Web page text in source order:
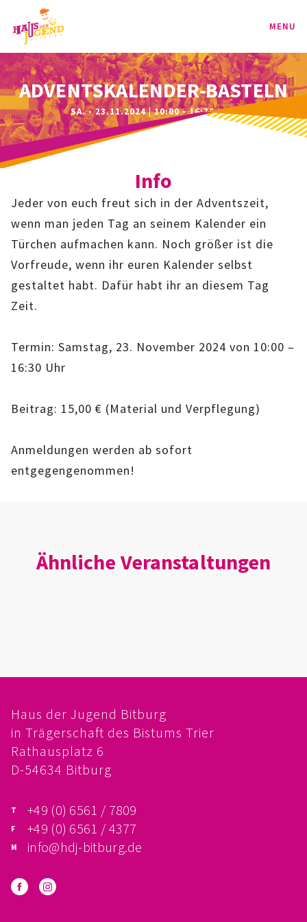
MENU
PROGRAMM
KINDER
JUGEND
BAG
BAG-CLASSIC
ROLLENSPIEL-AG
EHRENAMTLICHENARBEIT
EINRICHTUNG
GALERIE
PRÄVENTION
INSTITUTIONELLES SCHUTZKONZEPT
VERHALTENSKODEX FÜR HAUPTAMTLICHE
ADVENTSKALENDER-BASTELN
SA. - 23.11.2024 | 10:00 - 16:30 UHR
Info
Jeder von euch freut sich in der Adventszeit,
wenn man jeden Tag an seinem Kalender ein
Türchen aufmachen kann. Noch größer ist die
Vorfreude, wenn ihr euren Kalender selbst
gestaltet habt. Dafür habt ihr an diesem Tag
Zeit.
Termin: Samstag, 23. November 2024 von 10:00 –
16:30 Uhr
Beitrag: 15,00 € (Material und Verpflegung)
Anmeldungen werden ab sofort
entgegengenommen!
Ähnliche Veranstaltungen
Haus der Jugend Bitburg
in Trägerschaft des Bistums Trier
Rathausplatz 6
D-54634 Bitburg
+49 (0) 6561 / 7809
+49 (0) 6561 / 4377
info@hdj-bitburg.de